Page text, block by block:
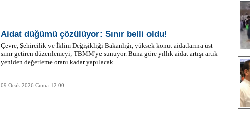
Aidat düğümü çözülüyor: Sınır belli oldu!
Çevre, Şehircilik ve İklim Değişikliği Bakanlığı, yüksek konut aidatlarına üst
sınır getiren düzenlemeyi; TBMM'ye sunuyor. Buna göre yıllık aidat artışı artık
yeniden değerleme oranı kadar yapılacak.
09 Ocak 2026 Cuma 12:00